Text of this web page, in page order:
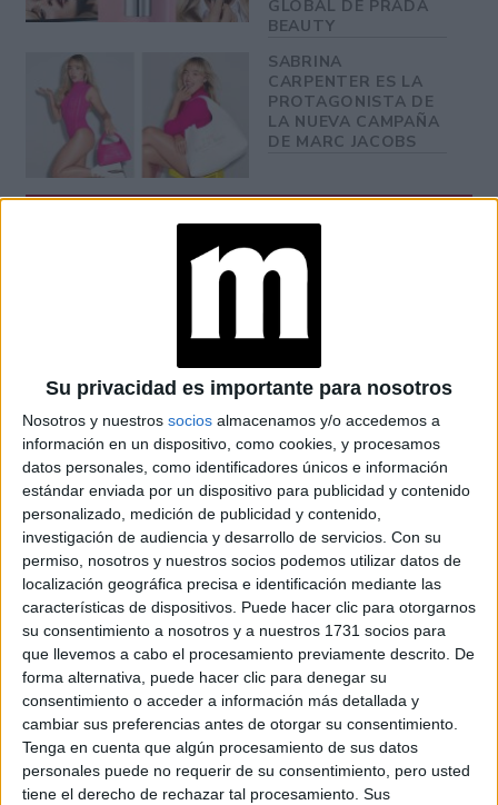
Su privacidad es importante para nosotros
Nosotros y nuestros socios almacenamos y/o accedemos a
información en un dispositivo, como cookies, y procesamos
datos personales, como identificadores únicos e información
estándar enviada por un dispositivo para publicidad y contenido
personalizado, medición de publicidad y contenido,
investigación de audiencia y desarrollo de servicios. Con su
permiso, nosotros y nuestros socios podemos utilizar datos de
localización geográfica precisa e identificación mediante las
características de dispositivos. Puede hacer clic para otorgarnos
su consentimiento a nosotros y a nuestros 1731 socios para
que llevemos a cabo el procesamiento previamente descrito. De
forma alternativa, puede hacer clic para denegar su
consentimiento o acceder a información más detallada y
cambiar sus preferencias antes de otorgar su consentimiento.
Tenga en cuenta que algún procesamiento de sus datos
personales puede no requerir de su consentimiento, pero usted
tiene el derecho de rechazar tal procesamiento. Sus
GLOBAL DE PRADA
BEAUTY
SABRINA
CARPENTER ES LA
PROTAGONISTA DE
LA NUEVA CAMPAÑA
DE MARC JACOBS
El talento vocal de Sabrina es otro de los motivos que la
convierten en la princesa de la Navidad. Sus
"Nonsense Christmas"
con una vibra juvenil y fresca que conecta con las nuevas
generaciones.
MÁS ALLÁ DE LA PANTALLA: SU IMPACTO EN REDES
SOCIALES
Sabrina también utiliza sus redes para compartir
momentos detrás de cámaras, estilismos navideños y
mensajes que refuerzan el espíritu de unión y alegría
característico de la Navidad. Sus publicaciones, cargadas
de brillo y encanto, han inspirado a sus seguidores a
sumarse al estilo "Carpenter navideño" con prendas y
accesorios similares.
EL ÍCONO FESTIVO QUE NECESITÁBAMOS
En un mundo donde la Navidad está llena de íconos
tradicionales, Sabrina Carpenter emerge como la figura